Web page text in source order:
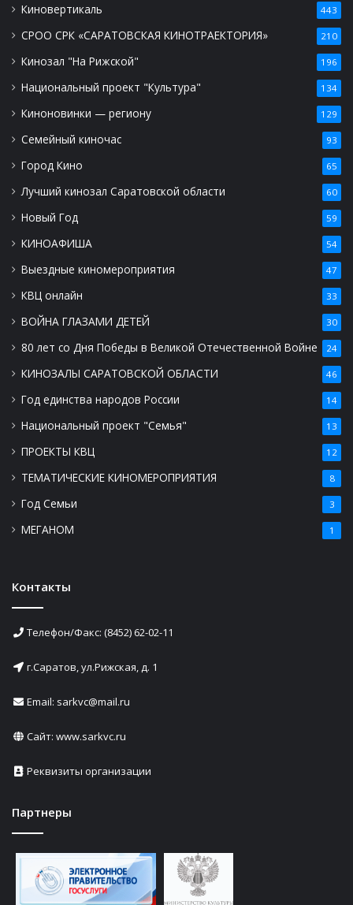
Киновертикаль 443
СРОО СРК «САРАТОВСКАЯ КИНОТРАЕКТОРИЯ» 210
Кинозал "На Рижской" 196
Национальный проект "Культура" 134
Киноновинки — региону 129
Семейный киночас 93
Город Кино 65
Лучший кинозал Саратовской области 60
Новый Год 59
КИНОАФИША 54
Выездные киномероприятия 47
КВЦ онлайн 33
ВОЙНА ГЛАЗАМИ ДЕТЕЙ 30
80 лет со Дня Победы в Великой Отечественной Войне 24
КИНОЗАЛЫ САРАТОВСКОЙ ОБЛАСТИ 46
Год единства народов России 14
Национальный проект "Семья" 13
ПРОЕКТЫ КВЦ 12
ТЕМАТИЧЕСКИЕ КИНОМЕРОПРИЯТИЯ 8
Год Семьи 3
МЕГАНОМ 1
Контакты
Телефон/Факс: (8452) 62-02-11
г.Саратов, ул.Рижская, д. 1
Email: sarkvc@mail.ru
Сайт: www.sarkvc.ru
Реквизиты организации
Партнеры